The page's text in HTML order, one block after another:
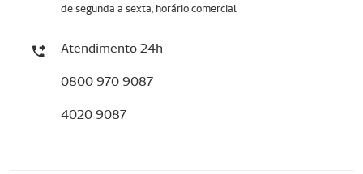
de segunda a sexta, horário comercial
Atendimento 24h
0800 970 9087
4020 9087